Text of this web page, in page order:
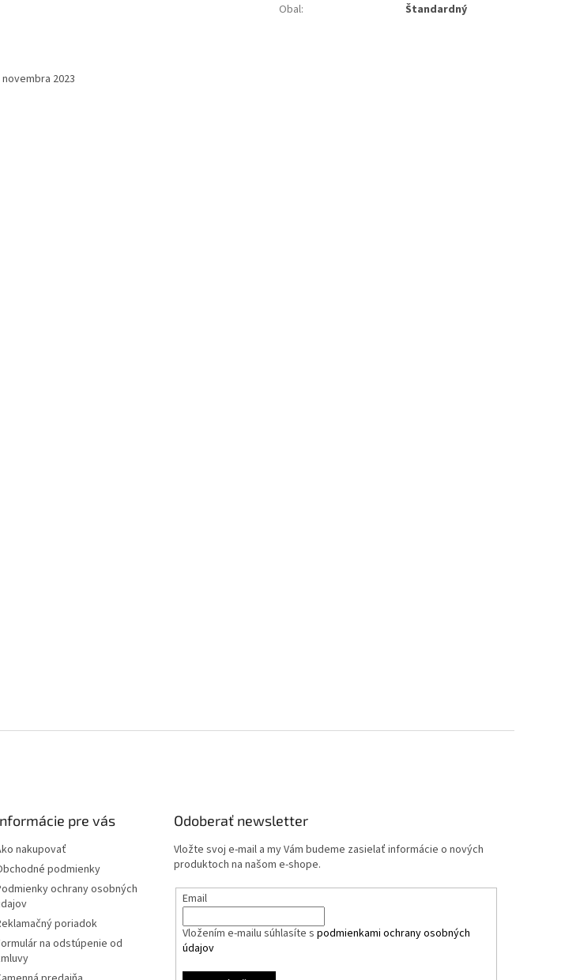
2023
Obal: Štandardný
pre vás
nakupovať
podmienky
ochrany osobných
poriadok
na odstúpenie od
Odoberať newsletter
Vložte svoj e-mail a my Vám budeme zasielať informácie o nových
produktoch na našom e-shope.
Email
Vložením e-mailu súhlasíte spodmienkami ochrany osobných
údajov